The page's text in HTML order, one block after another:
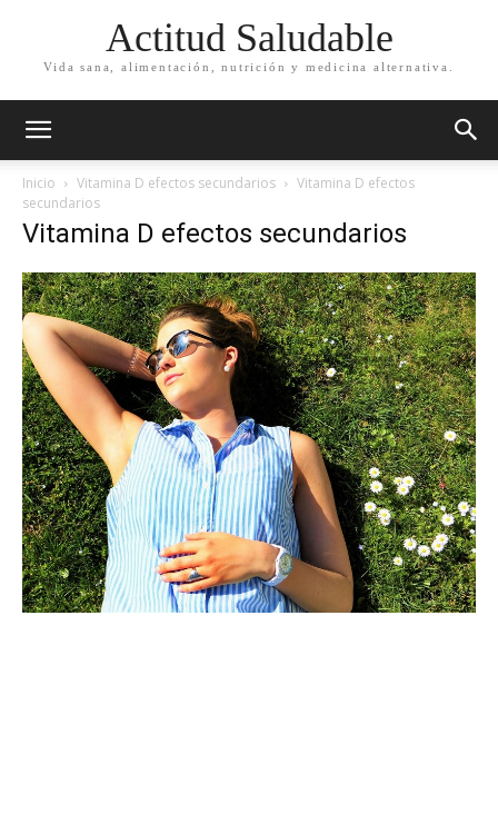
Actitud Saludable
Vida sana, alimentación, nutrición y medicina alternativa.
Inicio Vitamina D efectos secundarios
Vitamina D efectos
secundarios
Vitamina D efectos secundarios